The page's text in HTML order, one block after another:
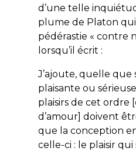
d’une telle
plume de Platon
pédérastie « contre
lorsqu’il écrit :
J’ajoute, quelle que
plaisante ou
plaisirs de cet ordre
d’amour] doivent
que la conception
celle-ci : le plaisir qui